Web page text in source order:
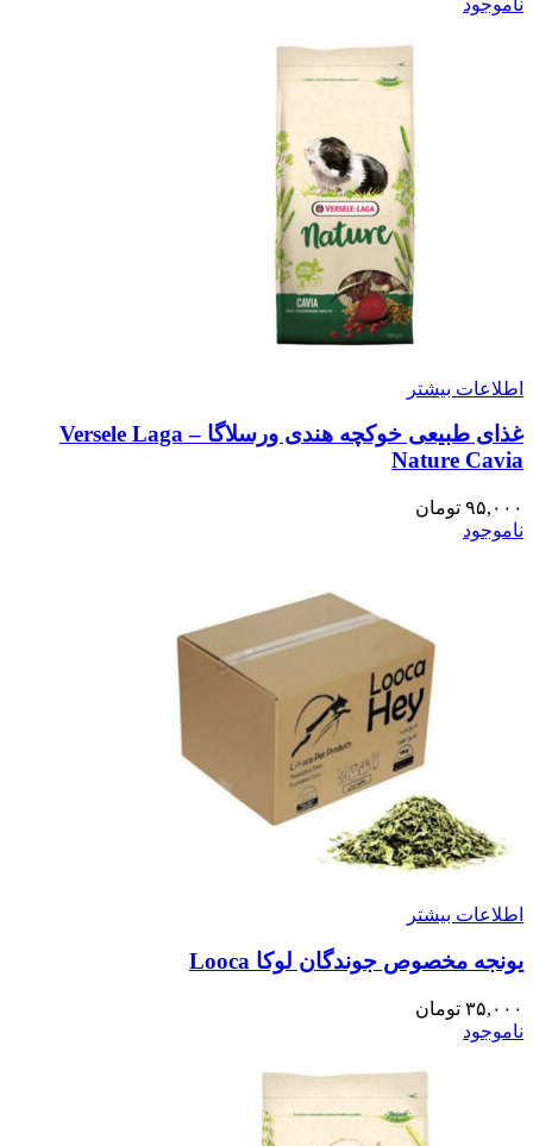
اطلاعات بیشتر
غذای طبیعی خوکچه هندی ورسلاگا – Versele Laga
Nature Cavia
۹۵,۰۰۰ تومان
ناموجود
اطلاعات بیشتر
یونجه مخصوص جوندگان لوکا Looca
۳۵,۰۰۰ تومان
ناموجود